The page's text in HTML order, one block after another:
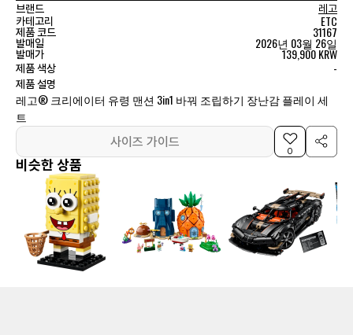
브랜드
레고
카테고리
ETC
제품 코드 31167
발매일 2026년 03월 26일
발매가 139,900 KRW
제품 색상 -
제품 설명
레고® 크리에이터 유령 맨션 3in1 바꿔 조립하기 장난감 플레이 세
트
사이즈 가이드
0
비슷한 상품